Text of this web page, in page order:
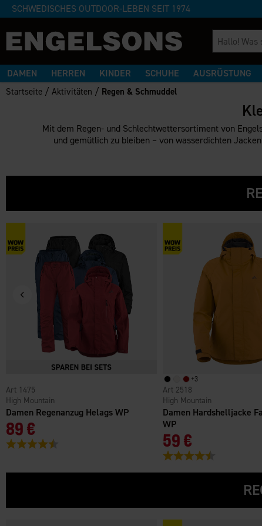
SCHWEDISCHES OUTDOOR-LEBEN SEIT 1974
DAMEN HERREN KINDER SCHUHE AUSRÜSTUNG
Startseite /Aktivitäten / Regen & Schmuddel
Mit dem Regen- und Schlechtwettersortiment von
und gemütlich zu bleiben – von wasserdichten
Damen Regenanzug Helags WP
High Mountain
1475
89 €
Bewertung:
+3
Damen Hardshelljacke
WP
High Mountain
2518
59 €
Bewertung: